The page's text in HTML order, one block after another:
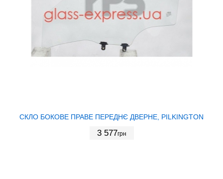
СКЛО БОКОВЕ ПРАВЕ ПЕРЕДНЄ ДВЕРНЕ, PILKINGTON
3 577грн